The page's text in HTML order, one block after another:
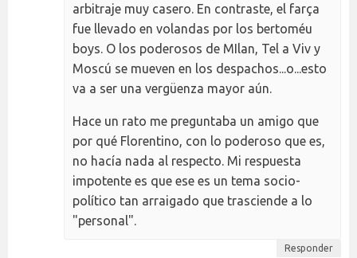
arbitraje muy casero. En contraste, el farça
fue llevado en volandas por los bertoméu
boys. O los poderosos de MIlan, Tel a Viv y
Moscú se mueven en los despachos...o...esto
va a ser una vergüenza mayor aún.
Hace un rato me preguntaba un amigo que
por qué Florentino, con lo poderoso que es,
no hacía nada al respecto. Mi respuesta
impotente es que ese es un tema socio-
político tan arraigado que trasciende a lo
"personal".
Responder